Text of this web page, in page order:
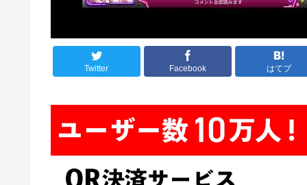
Twitter Facebook はてブ